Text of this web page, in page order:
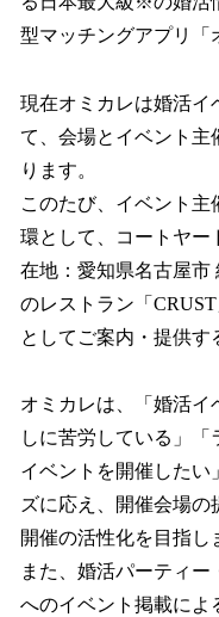
型マッチングアプリ「
現在オミカレは婚活イ
て、会場とイベント主
ります。
このたび、イベント
環として、コートヤー
在地：愛知県名古屋市
のレストラン「
としてご案内・提供す
オミカレは、「婚活イ
しに苦労している」
イベントを開催したい
ズに応え、開催会場の
開催の活性化を目指し
また、婚活パーティー
へのイベント掲載によ